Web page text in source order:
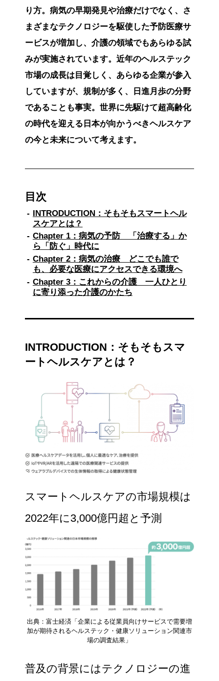
り方。病気の早期発見や治療だけでなく、さ
まざまなテクノロジーを駆使した予防医療サ
ービスが増加し、介護の領域でもあらゆる試
みが実施されています。近年のヘルステック
市場の成長は目覚しく、あらゆる企業が参入
していますが、規制が多く、日進月歩の分野
であることも事実。世界に先駆けて超高齢化
の時代を迎える日本が向かうべきヘルスケア
の今と未来について考えます。
目次
INTRODUCTION：そもそもスマートヘル
スケアとは？
Chapter 1：病気の予防 「治療する」か
ら「防ぐ」時代に
Chapter 2：病気の治療 どこでも誰で
も、必要な医療にアクセスできる環境へ
Chapter 3：これからの介護 一人ひとり
に寄り添った介護のかたち
INTRODUCTION：そもそもスマ
ートヘルスケアとは？
スマートヘルスケアの市場規模は
2022年に3,000億円超と予測
出典：富士経済「企業による従業員向けサービスで需要増
加が期待されるヘルステック・健康ソリューション関連市
場の調査結果」
普及の背景にはテクノロジーの進